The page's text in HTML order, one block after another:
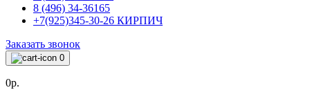
8 (496) 34-36165
+7(925)345-30-26 КИРПИЧ
Заказать звонок
0
0р.